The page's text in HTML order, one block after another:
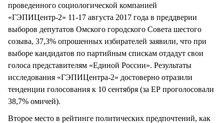
проведенного социологической компанией
«ГЭПИЦентр-2» 11-17 августа 2017 года в преддверии
выборов депутатов Омского городского Совета шестого
созыва, 37,3% опрошенных избирателей заявили, что при
выборе кандидатов по партийным спискам отдадут свои
голоса представителям «Единой России». Результаты
исследования «ГЭПИЦентра-2» достоверно отразили
тенденции голосования к 10 сентября (за ЕР проголосовали
38,7% омичей).
Второе место в рейтинге политических предпочтений, как